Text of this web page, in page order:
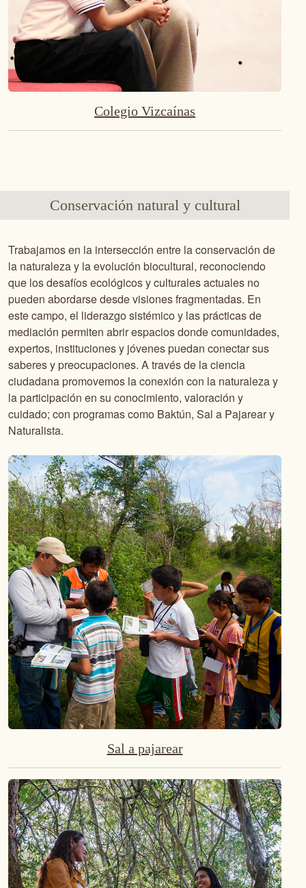
Colegio Vizcaínas
Conservación natural y cultural
Trabajamos en la intersección entre la conservación de
la naturaleza y la evolución biocultural, reconociendo
que los desafíos ecológicos y culturales actuales no
pueden abordarse desde visiones fragmentadas. En
este campo, el liderazgo sistémico y las prácticas de
mediación permiten abrir espacios donde comunidades,
expertos, instituciones y jóvenes puedan conectar sus
saberes y preocupaciones. A través de la ciencia
ciudadana promovemos la conexión con la naturaleza y
la participación en su conocimiento, valoración y
cuidado; con programas como Baktún, Sal a Pajarear y
Naturalista.
Sal a pajarear